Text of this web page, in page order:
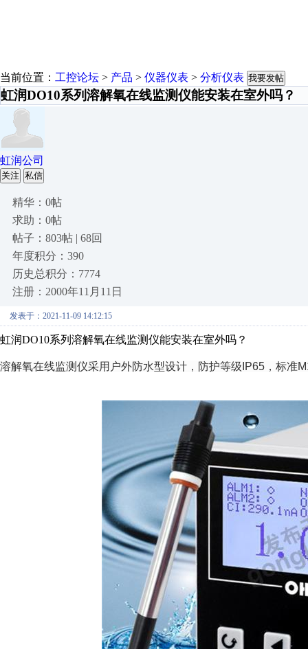
当前位置： 工控论坛 > 产品 > 仪器仪表 > 分析仪表 我要发帖
虹润DO10系列溶解氧在线监测仪能安装在室外吗？
虹润公司
关注 私信
精华：0帖
求助：0帖
帖子：803帖 | 68回
年度积分：390
历史总积分：7774
注册：2000年11月11日
发表于：2021-11-09 14:12:15
虹润DO10系列溶解氧在线监测仪能安装在室外吗？
溶解氧在线监测仪采用户外防水型设计，防护等级IP65，标准